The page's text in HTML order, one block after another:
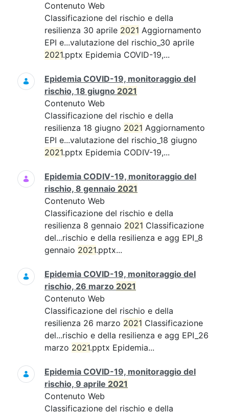
Contenuto Web
Classificazione del rischio e della
resilienza 30 aprile 2021 Aggiornamento
EPI e...valutazione del rischio_30 aprile
2021.pptx Epidemia COVID-19,...
Epidemia COVID-19, monitoraggio del
rischio, 18 giugno 2021
Contenuto Web
Classificazione del rischio e della
resilienza 18 giugno 2021 Aggiornamento
EPI e...valutazione del rischio_18 giugno
2021.pptx Epidemia CODIV-19,...
Epidemia CODIV-19, monitoraggio del
rischio, 8 gennaio 2021
Contenuto Web
Classificazione del rischio e della
resilienza 8 gennaio 2021 Classificazione
del...rischio e della resilienza e agg EPI_8
gennaio 2021.pptx...
Epidemia COVID-19, monitoraggio del
rischio, 26 marzo 2021
Contenuto Web
Classificazione del rischio e della
resilienza 26 marzo 2021 Classificazione
del...rischio e della resilienza e agg EPI_26
marzo 2021.pptx Epidemia...
Epidemia COVID-19, monitoraggio del
rischio, 9 aprile 2021
Contenuto Web
Classificazione del rischio e della